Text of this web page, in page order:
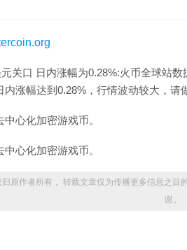
关口 日内涨幅为0.28%:火币全球站
内涨幅达到0.28%，行情波动较大，请
心化加密游戏币。
心化加密游戏币。
原作者所有， 转载文章仅为传播更多信息之
谢。